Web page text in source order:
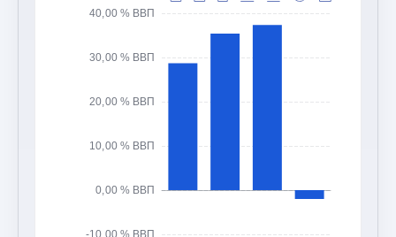
-10,00 % ВВП
0,00 % ВВП
10,00 % ВВП
20,00 % ВВП
30,00 % ВВП
40,00 % ВВП